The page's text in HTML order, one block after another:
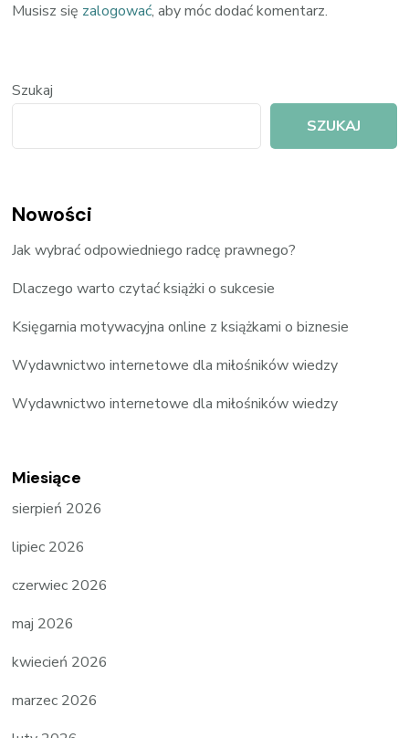
Musisz się zalogować, aby móc dodać komentarz.
Szukaj
SZUKAJ
Nowości
Jak wybrać odpowiedniego radcę prawnego?
Dlaczego warto czytać książki o sukcesie
Księgarnia motywacyjna online z książkami o biznesie
Wydawnictwo internetowe dla miłośników wiedzy
Wydawnictwo internetowe dla miłośników wiedzy
Miesiące
sierpień 2026
lipiec 2026
czerwiec 2026
maj 2026
kwiecień 2026
marzec 2026